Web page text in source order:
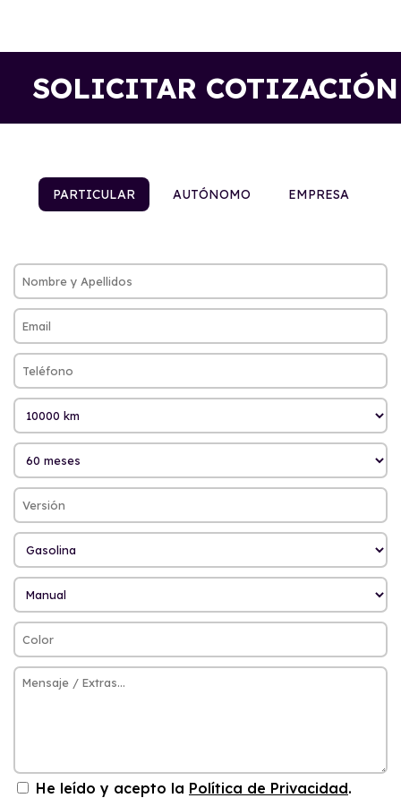
SOLICITAR COTIZACIÓN
PARTICULAR AUTÓNOMO EMPRESA
He leído y acepto la Política de Privacidad.